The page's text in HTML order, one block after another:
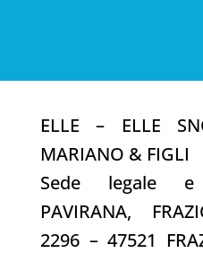
ELLE – ELLE
MARIANO & FIGLI
Sede legale e
PAVIRANA,
2296 – 47521